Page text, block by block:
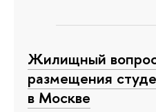
Жилищный
размещения
в Москве